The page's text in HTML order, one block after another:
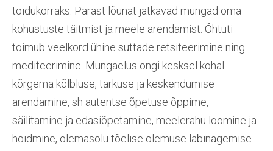
toidukorraks. Pärast lõunat jätkavad mungad oma
kohustuste täitmist ja meele arendamist. Õhtuti
toimub veelkord ühine suttade retsiteerimine ning
mediteerimine. Mungaelus ongi kesksel kohal
kõrgema kõlbluse, tarkuse ja keskendumise
arendamine, sh autentse õpetuse õppime,
säilitamine ja edasiõpetamine, meelerahu loomine ja
hoidmine, olemasolu tõelise olemuse läbinägemise